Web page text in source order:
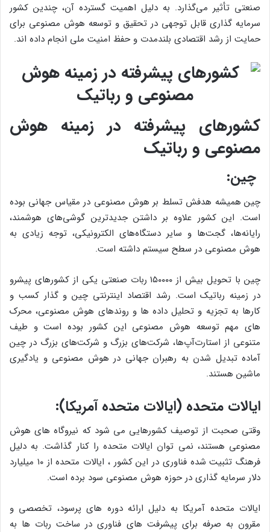
صنعتی تأثیر می‌گذارد. به دلیل اهمیت گسترده آن، چندین کشور
سرمایه گذاری قابل توجهی در تحقیق و توسعه هوش مصنوعی برای
حمایت از رشد اقتصادی بلندمدت و حفظ امنیت ملی انجام داده اند.
کشورهای پیشرفته در زمینه هوش
مصنوعی و رباتیک
چین:
چین همیشه هدفش تسلط بر هوش مصنوعی در مقیاس جهانی بوده
است. این کشور علاوه بر داشتن جدیدترین گوشی‌های هوشمند،
رایانه‌ها، گجت‌ها و سایر دستگاه‌های الکترونیکی، توجه زیادی به
هوش مصنوعی در سطح سیستم داشته است.
چین با تحویل بیش از ۱۵۰۰۰۰ ربات صنعتی یکی از کشورهای پیشرو
در زمینه رباتیک است. رشد اقتصاد اینترنتی چین و گذار کسب و
کارها به تجزیه و تحلیل داده ها و روندهای هوش مصنوعی، محرک
های مهم توسعه هوش مصنوعی این کشور بوده است و طیف
متنوعی از استارت‌آپ‌ها، شرکت‌های بزرگ و شرکت‌های بزرگ در چین
آماده تبدیل شدن به رهبران جهانی در هوش مصنوعی و یادگیری
ماشین هستند.
ایالات متحده (ایالات متحده آمریکا):
وقتی صحبت از توصیف کشورهایی می شود که نیروگاه های هوش
مصنوعی هستند، نمی توان ایالات متحده را کنار گذاشت. به دلیل
فرهنگ تثبیت شده فناوری در این کشور ، ایالات متحده از ۱۰ میلیارد
دلار سرمایه گذاری در حوزه هوش مصنوعی سود برده است.
ایالات متحده آمریکا به دلیل ارائه دوره های پرسود، تخصصی و
مقرون به صرفه برای پیشرفت های فناوری در ساخت ربات ها به